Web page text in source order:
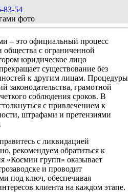
83-54
– это официальный процесс
общества с ограниченной
юридическое лицо
существование без
к другим лицам. Процедуры
законодательства, грамотной
соблюдения сроков. В
с привлечением к
штрафами и претензиями
с ликвидацией
рекомендуем обратиться к
«Космин групп» оказывает
и проводит
под ключ, обеспечивая
клиента на каждом этапе.